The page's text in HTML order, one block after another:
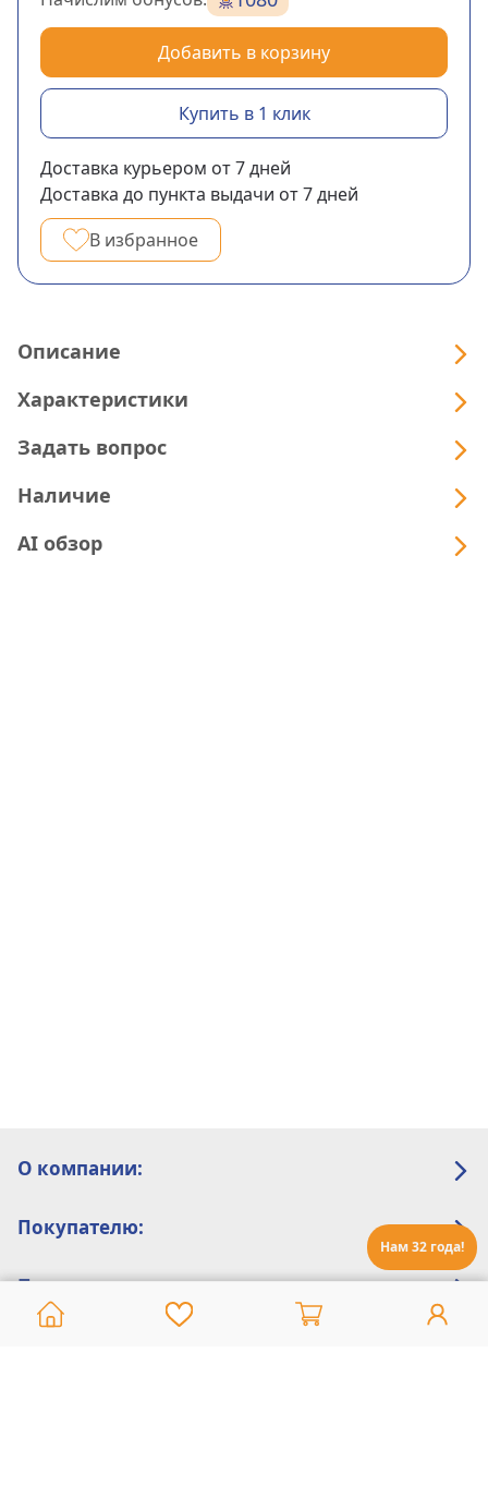
Нам 32 года!
Добавить в корзину
Купить в 1 клик
Доставка курьером от 7дней
Доставка до пункта выдачи от 7дней
В избранное
Описание
Характеристики
Задать вопрос
Наличие
AI обзор
О компании:
Покупателю:
Помощь: